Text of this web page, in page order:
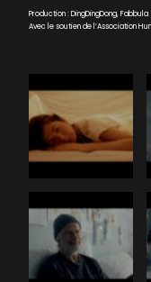
Production : DingDingDong, Fabbula
Avec le soutien de l’Association